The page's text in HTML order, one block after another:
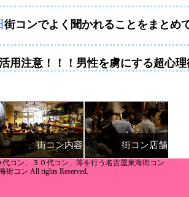
街コンでよく聞かれることをまとめ
用注意！！！男性を虜にする超心理
街コン内容 街コン店舗
コン、３０代コン、等を行う名古屋東海街コン
街コン All rights Reserved.